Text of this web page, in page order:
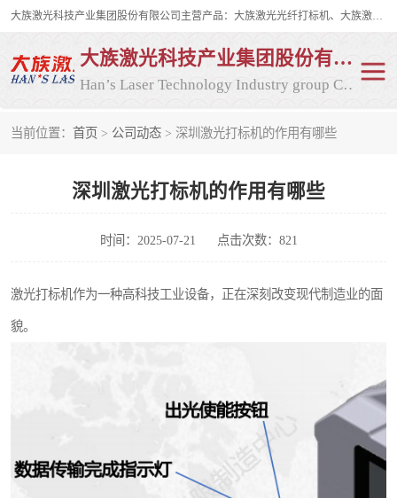
大族激光科技产业集团股份有限公司主营产品：大族激光光纤打标机、大族激光紫外打标机等，大族激光研发实力雄厚，公司拥有数百人的研发队伍，目前具有多项国际发明和国内、计算机软件着作权，多项核心技术处于国际成员之一水平，是世界上仅有的几家拥有"紫外激光"的公司之一。
大族激光科技产业集团股份有限公司
Han’s Laser Technology Industry group Co., Ltd
当前位置： 首页 > 公司动态 > 深圳激光打标机的作用有哪些
深圳激光打标机的作用有哪些
时间：2025-07-21 点击次数：821
激光打标机作为一种高科技工业设备，正在深刻改变现代制造业的面
貌。
光纤激光打标机 CO2打标机
CO2激光打标机 大族激光光纤打标机
大族激光紫外打标机 二氧化碳激光打标机
二氧化碳打标机